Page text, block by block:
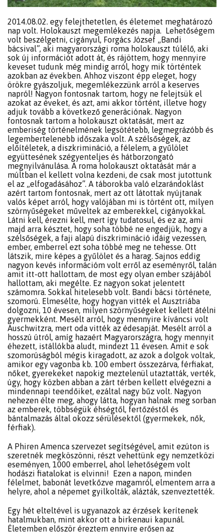
2014.08.02. egy felejthetetlen, és életemet meghatározó
nap volt. Holokauszt megemlékezés napja. Lehetőségem
volt beszélgetni, cigányul, Forgács József „Bandi
bácsival”, aki magyarországi roma holokauszt túlélő, aki
sok új információt adott át, és rájöttem, hogy mennyire
keveset tudunk még mindig arról, hogy mik történtek
azokban az években. Ahhoz viszont épp eleget, hogy
örökre gyászoljuk, megemlékezzünk arról a keserves
napról! Nagyon fontosnak tartom, hogy ne felejtsük el
azokat az éveket, és azt, ami akkor történt, illetve hogy
adjuk tovább a következő generációnak. Nagyon
fontosnak tartom a holokauszt oktatását, mert az
emberiség történelmének legsötétebb, legmegrázóbb és
legembertelenebb időszaka volt. A szélsőségek, az
előítéletek, a diszkrimináció, a félelem, a gyűlölet
együttesének szégyenteljes és hátborzongató
megnyilvánulása. A roma holokauszt oktatását már a
múltban el kellett volna kezdeni, de csak most jutottunk
el az „elfogadásához”. A táborokba való elzarándoklást
azért tartom fontosnak, mert az ott látottak nyújtanak
valós képet arról, hogy valójában mi is történt ott, milyen
szörnyűségeket műveltek az emberekkel, cigányokkal.
Látni kell, érezni kell, mert így tudatosul, és ez az, ami
majd arra késztet, hogy soha többé ne engedjük, hogy a
szélsőségek, a faji alapú diszkrimináció idáig vezessen,
ember, emberrel ezt soha többé meg ne tehesse. Ott
látszik, mire képes a gyűlölet és a harag. Sajnos eddig
nagyon kevés információm volt erről az eseményről, talán
amit itt-ott hallottam, de most egy olyan ember szájából
hallottam, aki megélte. Ez nagyon sokat jelentett
számomra. Sokkal hitelesebb volt. Bandi bácsi története,
szomorú. Elmesélte, hogy hogyan vitték el Ausztriába
dolgozni, 10 évesen, milyen szörnyűségeket kellett átélni
gyermekként. Mesélt arról, hogy mennyire kíváncsi volt
Auschwitzra, mert oda vitték az édesapját. Mesélt arról a
hosszú útról, amíg hazaért Magyarországra, hogy mennyit
éhezett, istállókba aludt, mindezt 11 évesen. Amit e sok
szomorúságból mégis kiragadott, az azok a dolgok voltak,
amikor egy vagonba kb. 100 embert összezárva, férfiakat,
nőket, gyerekeket napokig meztelenül utaztatták, verték,
úgy, hogy közben abban a zárt térben kellett elvégezni a
mindennapi teendőiket, ezáltal nagy bűz volt. Nagyon
nehezen élte meg, ahogy látta, hogyan halnak meg sorban
az emberek, többségük éhségtől, fertőzéstől és
bántalmazás által okozz sérülésektől (gyermekek, nők,
férfiak).
A Phiren Amenca szervezet segítségével, amit ezúton is
szeretnék megköszönni, részt vehettünk egy nemzetközi
eseményen, 1000 emberrel, ahol lehetőségem volt
hodászi fiatalokat is elvinni! Ezen a napon, minden
félelmet, babonát levetkőzve magamról, elmentem arra a
helyre, ahol a népemet gyilkolták, alázták, szenveztették.
Egy hét elteltével is ugyanazok az érzések kerítenek
hatalmukban, mint akkor ott a birkenaui kapunál.
Életemben először éreztem ennyire erősen az